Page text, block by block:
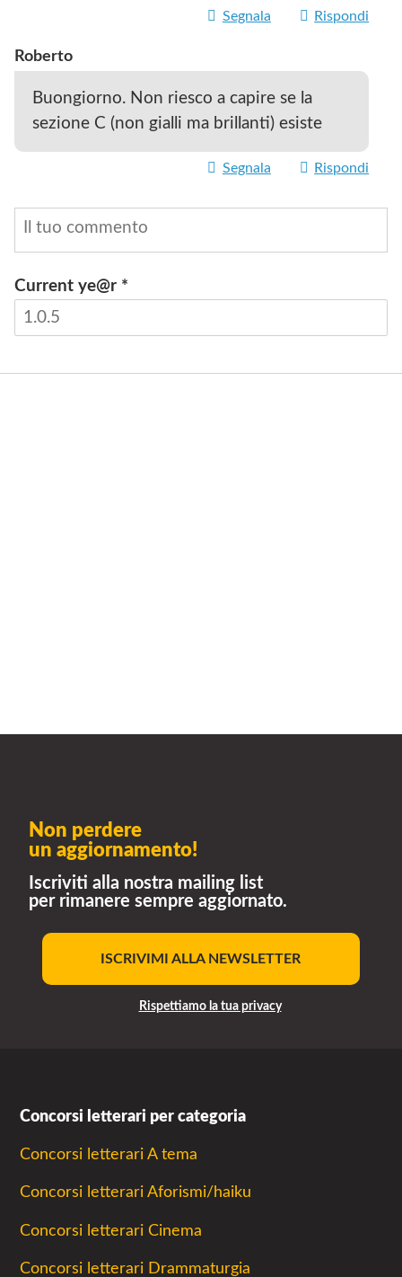
Segnala Rispondi
Roberto
Buongiorno. Non riesco a capire se la
sezione C (non gialli ma brillanti) esiste
Segnala Rispondi
Current ye@r *
Non perdere
un aggiornamento!
Iscriviti alla nostra mailing list
per rimanere sempre aggiornato.
ISCRIVIMI ALLA NEWSLETTER
Rispettiamo la tua privacy
Concorsi letterari per categoria
Concorsi letterari A tema
Concorsi letterari Aforismi/haiku
Concorsi letterari Cinema
Concorsi letterari Drammaturgia